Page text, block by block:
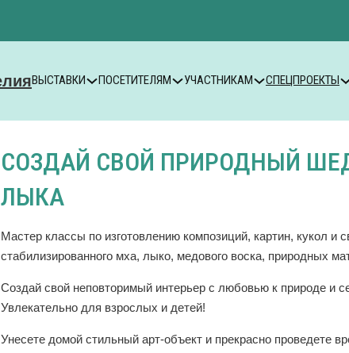
ВЫСТАВКИ ПОСЕТИТЕЛЯМ УЧАСТНИКАМ СПЕЦПРОЕКТЫ
СОЗДАЙ СВОЙ ПРИРОДНЫЙ
ЛЫКА
Мастер классы по изготовлению композиций, картин, кукол и
стабилизированного мха, лыко, медового воска, природных
Создай свой неповторимый интерьер с любовью к природе и
Увлекательно для взрослых и детей!
Унесете домой стильный арт-объект и прекрасно проведете